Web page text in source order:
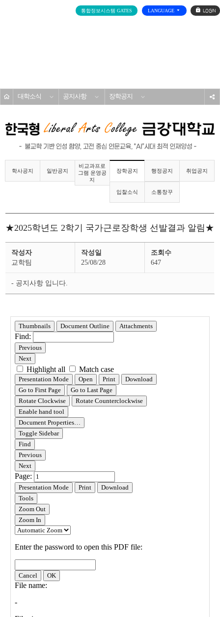
통합정보시스템 GATES LANGUAGE
로
그
대학소식 공지사항 장학공지
학사공지 일반공지
비교과프로
그램 운영공
지
장학공지 행정공지 취업공지
입찰소식 소통창꾸
이
★2025학년도 2학기 국가근로장학생 선발결과 알림★
작성자
교학팀
작성일
25/08/28
조회수
647
- 공지사항 입니다.